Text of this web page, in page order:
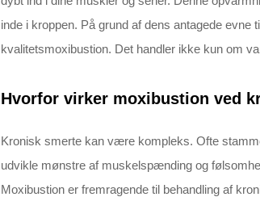
inde i kroppen. På grund af dens antagede
kvalitetsmoxibustion. Det handler ikke kun om
Hvorfor virker moxibustion ved
Kronisk smerte kan være kompleks. Ofte
udvikle mønstre af muskelspænding og
Moxibustion er fremragende til behandling af